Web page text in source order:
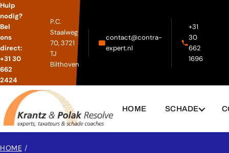
Hulp
nodig?
Bel
ons
direct:
+31 30
662
2424
P.C.
Staalweg
70, 3721
TJ
Bilthoven
contact@contra-
expert.nl
+31
30
662
1696
HOME SCHADE
HOME /